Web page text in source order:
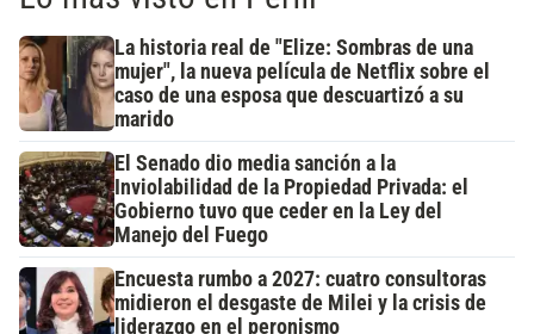
La historia real de "Elize: Sombras de una
mujer", la nueva película de Netflix sobre el
caso de una esposa que descuartizó a su
marido
El Senado dio media sanción a la
Inviolabilidad de la Propiedad Privada: el
Gobierno tuvo que ceder en la Ley del
Manejo del Fuego
Encuesta rumbo a 2027: cuatro consultoras
midieron el desgaste de Milei y la crisis de
liderazgo en el peronismo